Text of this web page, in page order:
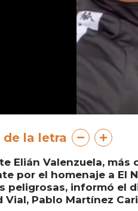
de la letra
Elián Valenzuela,
por el homenaje a El
peligrosas, informó el
Vial, Pablo Martínez